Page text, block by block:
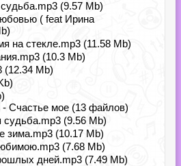
(9.57 Mb)
( feat Ирина
на стекле.mp3 (11.58 Mb)
(10.3 Mb)
Mb)
- Счастье мое (13 файлов)
(9.56 Mb)
зима.mp3 (10.17 Mb)
(7.68 Mb)
дней.mp3 (7.49 Mb)